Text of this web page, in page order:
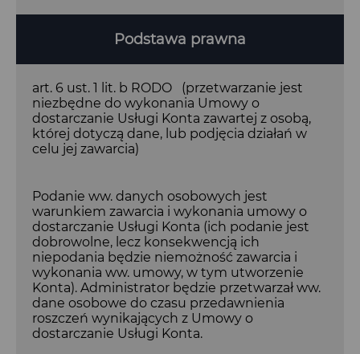
Podstawa prawna
art. 6 ust. 1 lit. b RODO (przetwarzanie jest
niezbędne do wykonania Umowy o
dostarczanie Usługi Konta zawartej z osobą,
której dotyczą dane, lub podjęcia działań w
celu jej zawarcia)
Podanie ww. danych osobowych jest
warunkiem zawarcia i wykonania umowy o
dostarczanie Usługi Konta (ich podanie jest
dobrowolne, lecz konsekwencją ich
niepodania będzie niemożność zawarcia i
wykonania ww. umowy, w tym utworzenie
Konta). Administrator będzie przetwarzał ww.
dane osobowe do czasu przedawnienia
roszczeń wynikających z Umowy o
dostarczanie Usługi Konta.